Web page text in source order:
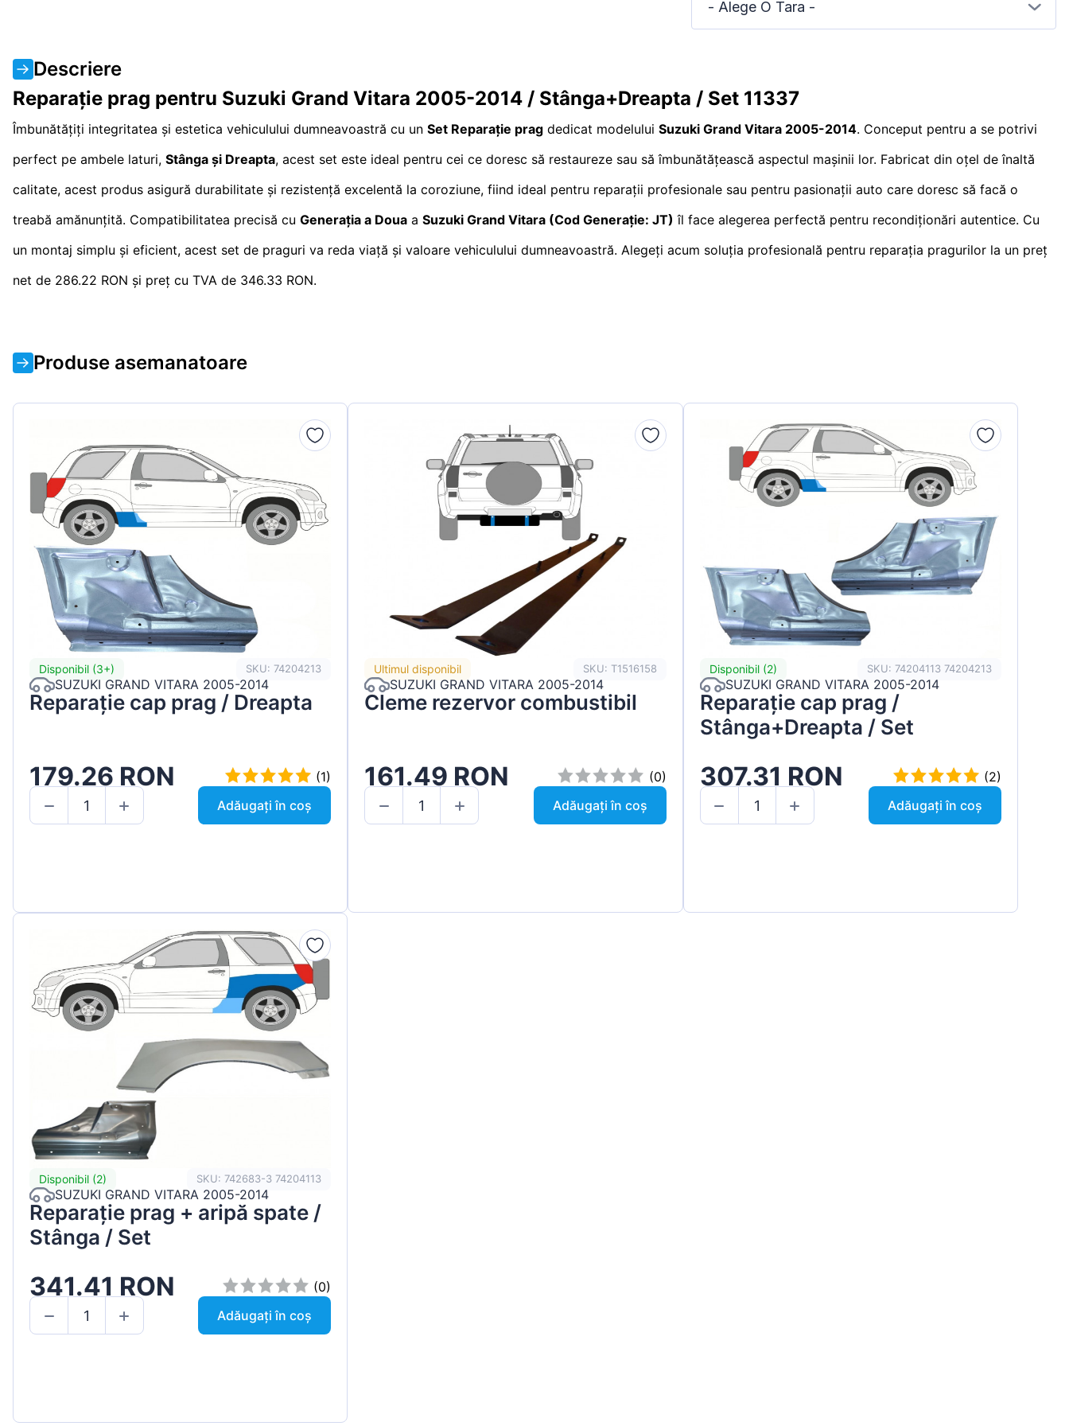
- Alege O Tara -
Descriere
Reparație prag pentru Suzuki Grand Vitara 2005-2014 / Stânga+Dreapta / Set 11337
Îmbunătățiți integritatea și estetica vehiculului dumneavoastră cu un Set Reparație prag dedicat modelului Suzuki Grand Vitara 2005-2014. Conceput pentru a se potrivi
perfect pe ambele laturi, Stânga și Dreapta, acest set este ideal pentru cei ce doresc să restaureze sau să îmbunătățească aspectul mașinii lor. Fabricat din oțel de înaltă
calitate, acest produs asigură durabilitate și rezistență excelentă la coroziune, fiind ideal pentru reparații profesionale sau pentru pasionații auto care doresc să facă o
treabă amănunțită. Compatibilitatea precisă cu Generația a Doua a Suzuki Grand Vitara (Cod Generație: JT) îl face alegerea perfectă pentru recondiționări autentice. Cu
un montaj simplu și eficient, acest set de praguri va reda viață și valoare vehiculului dumneavoastră. Alegeți acum soluția profesională pentru reparația pragurilor la un preț
net de 286.22 RON și preț cu TVA de 346.33 RON.
Produse asemanatoare
Disponibil (3+) SKU: 74204213
SUZUKI GRAND VITARA 2005-2014
Reparație cap prag / Dreapta
179.26 RON
(1)
Adăugați în coș
Ultimul disponibil SKU: T1516158
SUZUKI GRAND VITARA 2005-2014
Cleme rezervor combustibil
161.49 RON
(0)
Adăugați în coș
Disponibil (2) SKU: 74204113 74204213
SUZUKI GRAND VITARA 2005-2014
Reparație cap prag /
Stânga+Dreapta / Set
307.31 RON
(2)
Adăugați în coș
Disponibil (2) SKU: 742683-3 74204113
SUZUKI GRAND VITARA 2005-2014
Reparație prag + aripă spate /
Stânga / Set
341.41 RON
(0)
Adăugați în coș